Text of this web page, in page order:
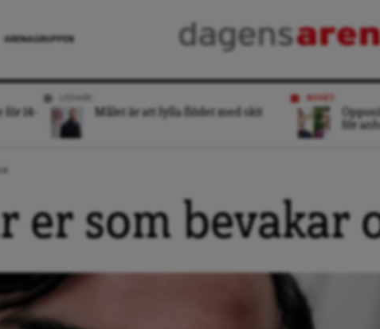
ARENAGRUPPEN
14-
Målet är att fylla flödet med skit
NYHET
för
er som bevakar